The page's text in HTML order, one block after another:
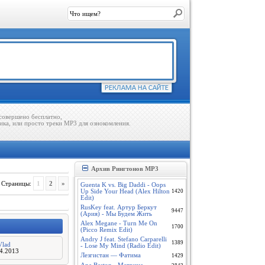
бесплатно,
или просто треки MP3 для ознокомления.
Страницы: 1 2 »
Архив Рингтонов MP3
Guenta K vs. Big Daddi - Oops
Up Side Your Head (Alex Hilton
Edit)
1420
RusKey feat. Артур Беркут
(Ария) - Мы Будем Жить
9447
Alex Megane - Turn Me On
(Picco Remix Edit)
1700
Andry J feat. Stefano Carparelli
- Lose My Mind (Radio Edit)
1389
Лезгистан — Фатима 1429